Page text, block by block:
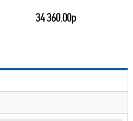
34 360.00р